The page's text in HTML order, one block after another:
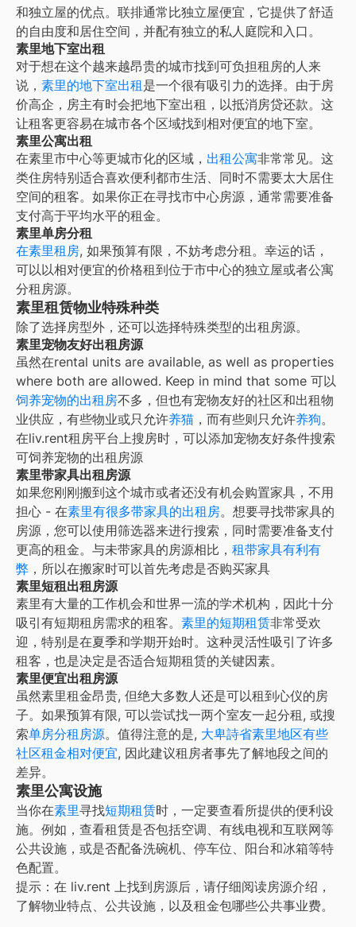
和独立屋的优点。联排通常比独立屋便宜，它提供了舒适
的自由度和居住空间，并配有独立的私人庭院和入口。
素里地下室出租
对于想在这个越来越昂贵的城市找到可负担租房的人来
说， 素里的地下室出租是一个很有吸引力的选择。由于房
价高企，房主有时会把地下室出租，以抵消房贷还款。这
让租客更容易在城市各个区域找到相对便宜的地下室。
素里公寓出租
在素里市中心等更城市化的区域， 出租公寓非常常见。这
类住房特别适合喜欢便利都市生活、同时不需要太大居住
空间的租客。如果你正在寻找市中心房源，通常需要准备
支付高于平均水平的租金。
素里单房分租
在素里租房, 如果预算有限，不妨考虑分租。幸运的话，
可以以相对便宜的价格租到位于市中心的独立屋或者公寓
分租房源。
素里租赁物业特殊种类
除了选择房型外，还可以选择特殊类型的出租房源。
素里宠物友好出租房源
虽然在rental units are available, as well as properties
where both are allowed. Keep in mind that some 可以
饲养宠物的出租房不多，但也有宠物友好的社区和出租物
业供应，有些物业或只允许养猫 ，而有些则只允许养狗。
在liv.rent租房平台上搜房时，可以添加宠物友好条件搜索
可饲养宠物的出租房源
素里带家具出租房源
如果您刚刚搬到这个城市或者还没有机会购置家具，不用
担心 - 在素里有很多带家具的出租房。想要寻找带家具的
房源，您可以使用筛选器来进行搜索，同时需要准备支付
更高的租金。与未带家具的房源相比， 租带家具有利有
弊 ，所以在搬家时可以首先考虑是否购买家具
素里短租出租房源
素里有大量的工作机会和世界一流的学术机构，因此十分
吸引有短期租房需求的租客。 素里的短期租赁非常受欢
迎，特别是在夏季和学期开始时。这种灵活性吸引了许多
租客，也是决定是否适合短期租赁的关键因素。
素里便宜出租房源
虽然素里租金昂贵, 但绝大多数人还是可以租到心仪的房
子。如果预算有限, 可以尝试找一两个室友一起分租, 或搜
索单房分租房源。值得注意的是, 大卑詩省素里地区有些
社区租金相对便宜, 因此建议租房者事先了解地段之间的
差异。
素里公寓设施
当你在素里寻找短期租赁时，一定要查看所提供的便利设
施。例如，查看租赁是否包括空调、有线电视和互联网等
公共设施，或是否配备洗碗机、停车位、阳台和冰箱等特
色配置。
提示：在 liv.rent 上找到房源后，请仔细阅读房源介绍，
了解物业特点、公共设施，以及租金包哪些公共事业费。